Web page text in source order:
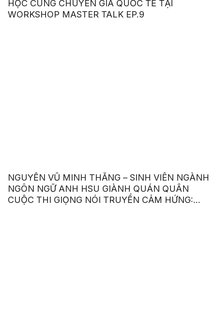
HỌC CÙNG CHUYÊN GIA QUỐC TẾ TẠI
WORKSHOP MASTER TALK EP.9
NGUYỄN VŨ MINH THẮNG – SINH VIÊN NGÀNH
NGÔN NGỮ ANH HSU GIÀNH QUÁN QUÂN
CUỘC THI GIỌNG NÓI TRUYỀN CẢM HỨNG: